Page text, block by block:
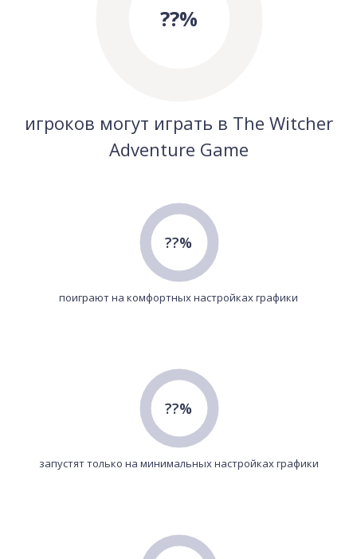
??%
игроков могут играть в The Witcher
Adventure Game
??%
поиграют на комфортных настройках графики
??%
запустят только на минимальных настройках графики